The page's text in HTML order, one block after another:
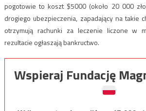
pogotowie to koszt $5000 (około 20 000
drogiego ubezpieczenia, zapadający na takie
otrzymują rachunki za leczenie liczone w
rezultacie ogłaszają bankructwo.
Wspieraj Fundację